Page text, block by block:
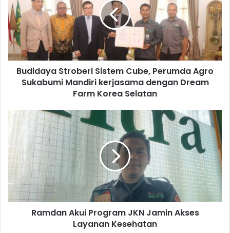
Budidaya Stroberi Sistem Cube, Perumda Agro
Sukabumi Mandiri kerjasama dengan Dream
Farm Korea Selatan
Ramdan Akui Program JKN Jamin Akses
Layanan Kesehatan